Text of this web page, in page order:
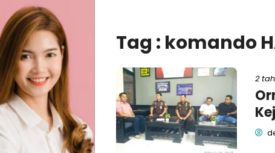
Tag : komando
2